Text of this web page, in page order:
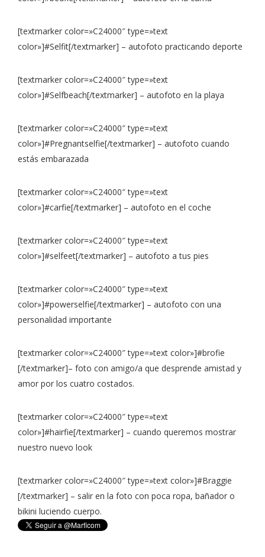
[textmarker color=»C24000″ type=»text
color»]#Selfit[/textmarker] – autofoto practicando deporte
[textmarker color=»C24000″ type=»text
color»]#Selfbeach[/textmarker] – autofoto en la playa
[textmarker color=»C24000″ type=»text
color»]#Pregnantselfie[/textmarker] – autofoto cuando
estás embarazada
[textmarker color=»C24000″ type=»text
color»]#carfie[/textmarker] – autofoto en el coche
[textmarker color=»C24000″ type=»text
color»]#selfeet[/textmarker] – autofoto a tus pies
[textmarker color=»C24000″ type=»text
color»]#powerselfie[/textmarker] – autofoto con una
personalidad importante
[textmarker color=»C24000″ type=»text color»]#brofie
[/textmarker]– foto con amigo/a que desprende amistad y
amor por los cuatro costados.
[textmarker color=»C24000″ type=»text
color»]#hairfie[/textmarker] – cuando queremos mostrar
nuestro nuevo look
[textmarker color=»C24000″ type=»text color»]#Braggie
[/textmarker] – salir en la foto con poca ropa, bañador o
bikini luciendo cuerpo.